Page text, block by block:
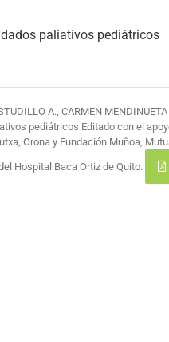
paliativos pediátricos
A., CARMEN
pediátricos Editado con el
Orona y Fundación Muñoa,
Hospital Baca Ortiz de Quito.